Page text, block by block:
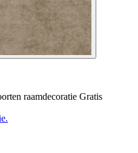
raamdecoratie Gratis